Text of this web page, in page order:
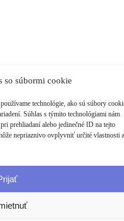
so súbormi cookie
technológie, ako sú súbory
Súhlas s týmito technológiami nám
prehliadaní alebo jedinečné ID na tejto
nepriaznivo ovplyvniť určité vlastnosti a